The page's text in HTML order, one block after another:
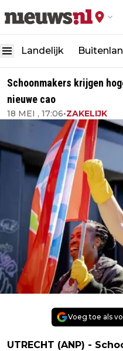
Landelijk
Schoonmakers krijgen
nieuwe cao
18 MEI , 17:06•ZAKELIJK
Voeg toe als
UTRECHT (ANP) -